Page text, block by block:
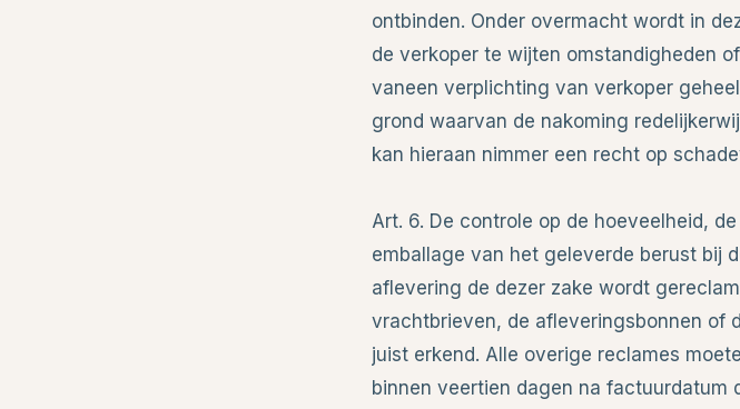
ontbinden. Onder overmacht wordt in
de verkoper te wijten omstandigheden
vaneen verplichting van verkoper
grond waarvan de nakoming
kan hieraan nimmer een recht op
Art. 6. De controle op de hoeveelheid,
emballage van het geleverde berust bij
aflevering de dezer zake wordt
vrachtbrieven, de afleveringsbonnen of
juist erkend. Alle overige reclames
binnen veertien dagen na factuurdatum